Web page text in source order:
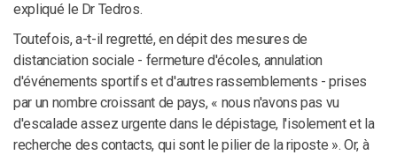
expliqué le Dr Tedros.
Toutefois, a-t-il regretté, en dépit des mesures de
distanciation sociale - fermeture d'écoles, annulation
d'événements sportifs et d'autres rassemblements - prises
par un nombre croissant de pays, « nous n'avons pas vu
d'escalade assez urgente dans le dépistage, l'isolement et la
recherche des contacts, qui sont le pilier de la riposte ». Or, à